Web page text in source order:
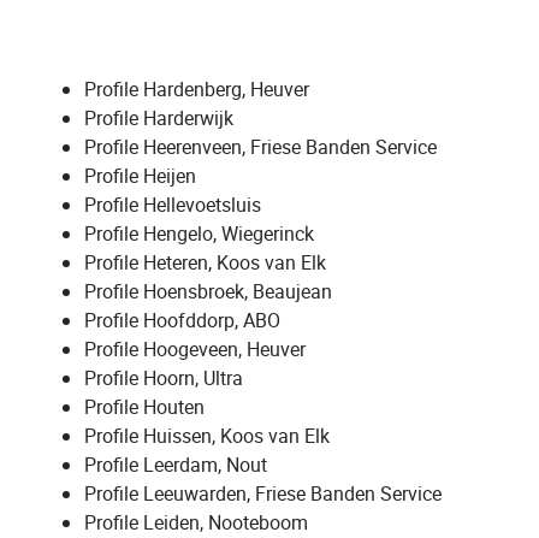
Profile Hardenberg, Heuver
Profile Harderwijk
Profile Heerenveen, Friese Banden Service
Profile Heijen
Profile Hellevoetsluis
Profile Hengelo, Wiegerinck
Profile Heteren, Koos van Elk
Profile Hoensbroek, Beaujean
Profile Hoofddorp, ABO
Profile Hoogeveen, Heuver
Profile Hoorn, Ultra
Profile Houten
Profile Huissen, Koos van Elk
Profile Leerdam, Nout
Profile Leeuwarden, Friese Banden Service
Profile Leiden, Nooteboom